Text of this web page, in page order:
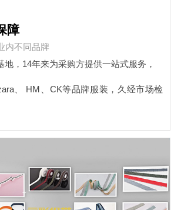
障
内不同品牌
地，14年来为采购方提供一站式服务，
、 HM、CK等品牌服装，久经市场检